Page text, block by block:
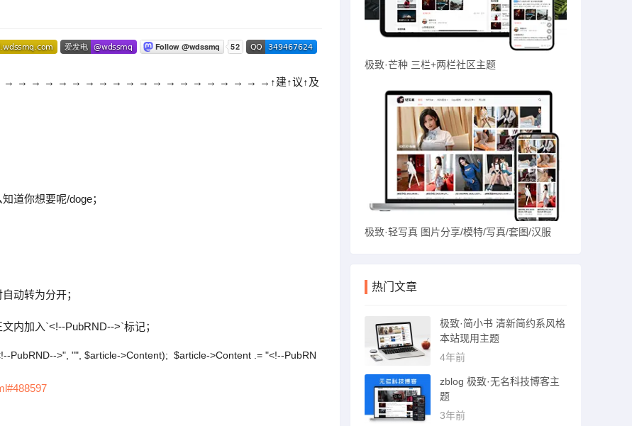
→ → → → → → → → → → → → → → → → → →↑建↑议↑及
道你想要呢/doge；
动转为分开；
内加入`<!--PubRND-->`标记；
PubRND-->", "", $article->Content); $article->Content .= "<!--PubRN
极致·芒种 三栏+两栏社区主题
极致·轻写真 图片分享/模特/写真/套图/汉服
热门文章
极致·简小书 清新简约系风格
本站现用主题
4年前
zblog 极致·无名科技博客主
题
3年前